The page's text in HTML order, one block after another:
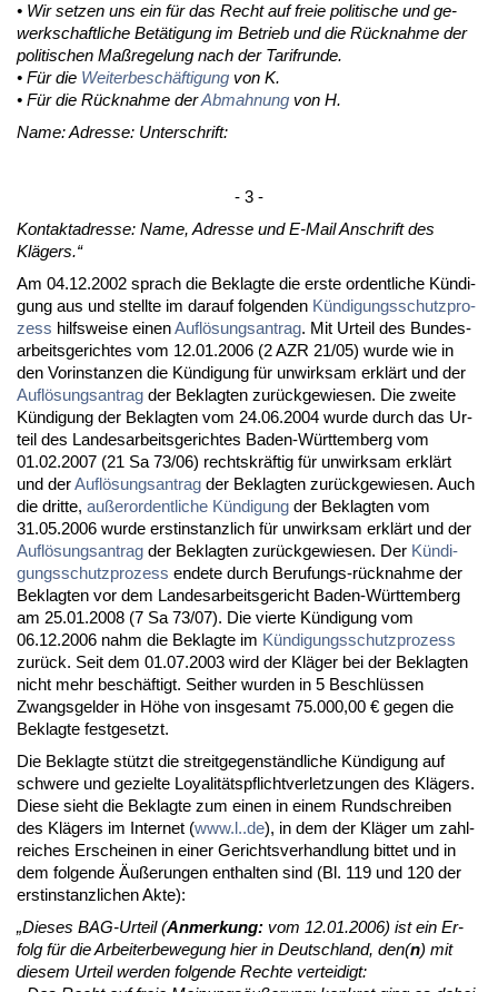
• Wir set­zen uns ein für das Recht auf freie po­li­ti­sche und ge­
werk­schaft­li­che Betäti­gung im Be­trieb und die Rück­nah­me der
po­li­ti­schen Maßre­ge­lung nach der Ta­rif­run­de.
• Für die Wei­ter­beschäfti­gung von K.
• Für die Rück­nah­me derAb­mah­nung von H.
Na­me: Adres­se: Un­ter­schrift:
- 3 -
Kon­takt­adres­se: Na­me, Adres­se und E-Mail An­schrift des
Klägers.“
Am 04.12.2002 sprach die Be­klag­te die ers­te or­dent­li­che Kündi­
gung aus und stell­te im dar­auf fol­gen­den Kündi­gungs­schutz­pro­
zess hilfs­wei­se ei­nenAuflösungs­an­trag. Mit Ur­teil des Bun­des­
ar­beits­ge­rich­tes vom 12.01.2006 (2 AZR 21/05) wur­de wie in
den Vor­in­stan­zen die Kündi­gung für un­wirk­sam erklärt und der
Auflösungs­an­trag der Be­klag­ten zurück­ge­wie­sen. Die zwei­te
Kündi­gung der Be­klag­ten vom 24.06.2004 wur­de durch das Ur­
teil des Lan­des­ar­beits­ge­rich­tes Ba­den-Würt­tem­berg vom
01.02.2007 (21 Sa 73/06) rechts­kräftig für un­wirk­sam erklärt
und derAuflösungs­an­trag der Be­klag­ten zurück­ge­wie­sen. Auch
die drit­te, außer­or­dent­li­che Kündi­gung der Be­klag­ten vom
31.05.2006 wur­de erst­in­stanz­lich für un­wirk­sam erklärt und der
Auflösungs­an­trag der Be­klag­ten zurück­ge­wie­sen. Der Kündi­
gungs­schutz­pro­zess en­de­te durch Be­ru­fungs-rück­nah­me der
Be­klag­ten vor dem Lan­des­ar­beits­ge­richt Ba­den-Würt­tem­berg
am 25.01.2008 (7 Sa 73/07). Die vier­te Kündi­gung vom
06.12.2006 nahm die Be­klag­te im Kündi­gungs­schutz­pro­zess
zurück. Seit dem 01.07.2003 wird der Kläger bei der Be­klag­ten
nicht mehr beschäftigt. Seit­her wur­den in 5 Be­schlüssen
Zwangs­gel­der in Höhe von ins­ge­samt 75.000,00 € ge­gen die
Be­klag­te fest­ge­setzt.
Die Be­klag­te stützt die streit­ge­genständ­li­che Kündi­gung auf
schwe­re und ge­ziel­te Loya­litäts­pflicht­ver­let­zun­gen des Klägers.
Die­se sieht die Be­klag­te zum ei­nen in ei­nem Rund­schrei­ben
des Klägers im In­ter­net (www.l..de), in dem der Kläger um zahl­
rei­ches Er­schei­nen in ei­ner Ge­richts­ver­hand­lung bit­tet und in
dem fol­gen­de Äußerun­gen ent­hal­ten sind (Bl. 119 und 120 der
erst­in­stanz­li­chen Ak­te):
„Die­ses BAG-Ur­teil (An­mer­kung: vom 12.01.2006) ist ein Er­
folg für die Ar­bei­ter­be­we­gung hier in Deutsch­land, den(n) mit
die­sem Ur­teil wer­den fol­gen­de Rech­te ver­tei­digt: